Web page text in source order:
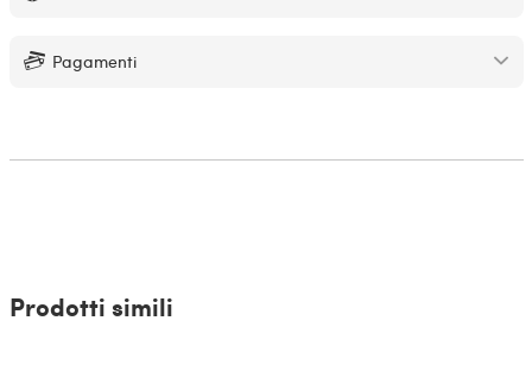
Pagamenti
Prodotti simili